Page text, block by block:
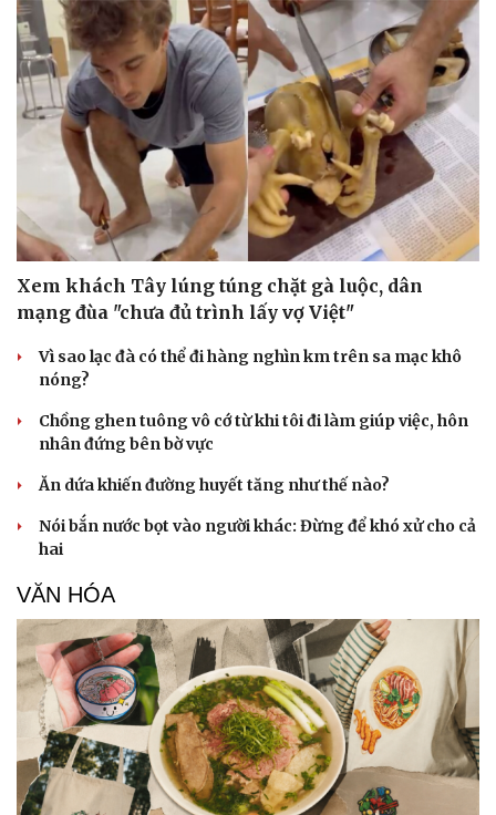
Sức khỏe
Dinh dưỡng - món ngon
Cây thuốc
Sản phụ khoa
Nhi khoa
Làm đẹp - giảm cân
Phòng mạch online
Nhà đẹp
Xem khách Tây lúng túng chặt gà luộc, dân
mạng đùa "chưa đủ trình lấy vợ Việt"
Vì sao lạc đà có thể đi hàng nghìn km trên sa mạc khô
nóng?
Chồng ghen tuông vô cớ từ khi tôi đi làm giúp việc, hôn
nhân đứng bên bờ vực
Ăn dứa khiến đường huyết tăng như thế nào?
Nói bắn nước bọt vào người khác: Đừng để khó xử cho cả
hai
VĂN HÓA